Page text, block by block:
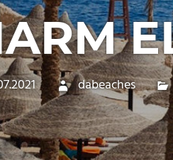
dabeaches